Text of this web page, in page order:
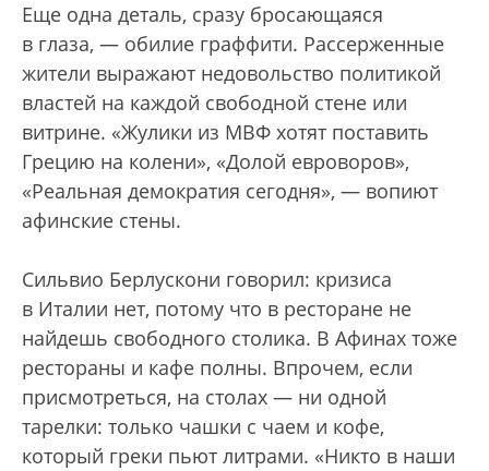
Еще одна деталь, сразу бросающаяся
в глаза, — обилие граффити. Рассерженные
жители выражают недовольство политикой
властей на каждой свободной стене или
витрине. «Жулики из МВФ хотят поставить
Грецию на колени», «Долой евроворов»,
«Реальная демократия сегодня», — вопиют
афинские стены.
Сильвио Берлускони говорил: кризиса
в Италии нет, потому что в ресторане не
найдешь свободного столика. В Афинах тоже
рестораны и кафе полны. Впрочем, если
присмотреться, на столах — ни одной
тарелки: только чашки с чаем и кофе,
который греки пьют литрами. «Никто в наши